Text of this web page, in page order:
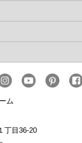
ム
丁目36-20